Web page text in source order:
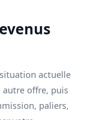
actuelle
autre offre, puis
paliers,